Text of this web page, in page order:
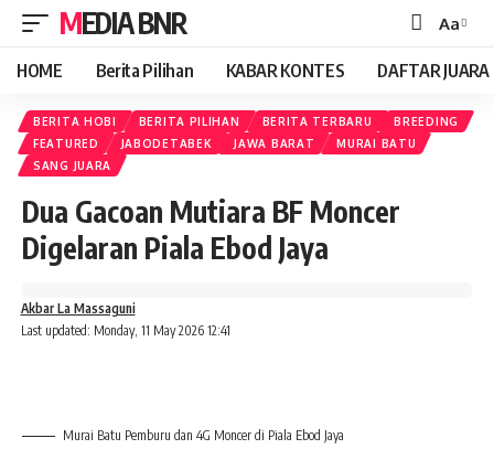
MEDIA BNR
Font
Resizer
Aa
HOME Berita Pilihan KABAR KONTES DAFTAR JUARA
BERITA HOBI BERITA PILIHAN BERITA TERBARU
BREEDING
FEATURED
JABODETABEK JAWA BARAT
MURAI BATU
SANG JUARA
Dua Gacoan Mutiara BF Moncer
Digelaran Piala Ebod Jaya
Last updated: Monday, 11 May 2026 12:41
Akbar La Massaguni
Murai Batu Pemburu dan 4G Moncer di Piala Ebod Jaya